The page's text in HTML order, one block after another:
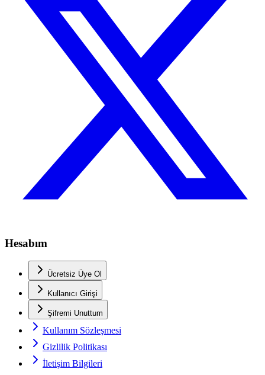
Hesabım
Ücretsiz Üye Ol
Kullanıcı Girişi
Şifremi Unuttum
Kullanım Sözleşmesi
Gizlilik Politikası
İletişim Bilgileri